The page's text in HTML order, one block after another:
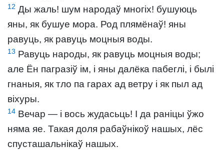
12 Ды жаль! шум народаў многіх! бушуюць
яны, як бушуе мора. Род плямёнаў! яны
равуць, як равуць моцныя воды.
13 Равуць народы, як равуць моцныя воды;
але Ён пагразіў ім, і яны далёка пабеглі, і былі
гнаныя, як тло па гарах ад ветру і як пыл ад
віхуры.
14 Вечар — і вось жудасьць! І да раніцы ўжо
няма яе. Такая доля рабаўнікоў нашых, лёс
спусташальнікаў нашых.